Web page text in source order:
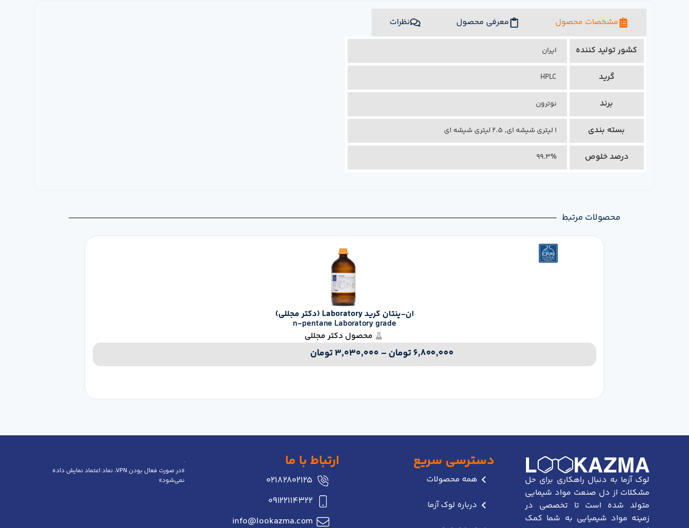
مشخصات محصول معرفی محصول نظرات
کشور تولید کننده ایران
گرید HPLC
برند نوترون
بسته بندی 1 لیتری شیشه ای, 2.5 لیتری شیشه ای
درصد خلوص 99.3%
محصولات مرتبط
ان-پنتان گرید Laboratory (دکتر مجللی)
n-pentane Laboratory grade
محصول دکتر مجللی
۶,۸۰۰,۰۰۰تومان– ۳,۰۳۰,۰۰۰تومان
لوک آزما به دنبال راهکاری برای حل
مشکلات از دل صنعت مواد شیمایی
متولد شده است تا تخصصی در
زمینه مواد شیمیایی به شما کمک
دسترسی سریع
همه محصولات
درباره لوک آزما
ارتباط با ما
02182802125
۰۹۱۲۲۱۱۴۳۲۲
info@lookazma.com
«در صورت فعال بودن VPN، نماد اعتماد نمایش داده
نمی‌شود»